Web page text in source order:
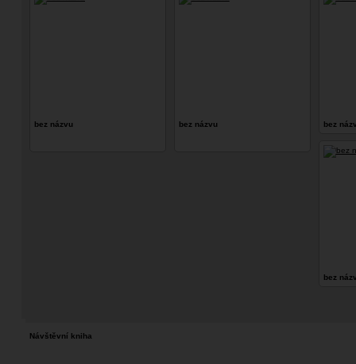
bez názvu bez názvu bez
bez
Návštěvní kniha